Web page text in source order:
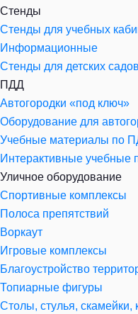
Стенды
Стенды для учебных
Информационные
Стенды для детских садов
ПДД
Автогородки «под ключ»
Оборудование для
Учебные материалы по
Интерактивные учебные
Уличное оборудование
Спортивные комплексы
Полоса препятствий
Воркаут
Игровые комплексы
Благоустройство
Топиарные фигуры
Столы, стулья, скамейки,